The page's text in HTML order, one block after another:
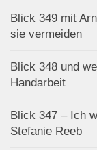
Blick 349 mit
sie vermeiden
Blick 348 und
Handarbeit
Blick 347 – Ich
Stefanie Reeb